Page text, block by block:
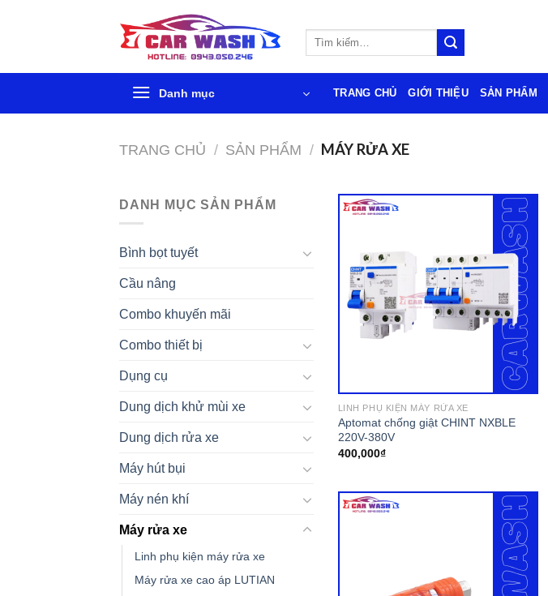
nội
Tìm
Danh mục TRANG CHỦ GIỚI THIỆU SẢN PHẨM
TRANG CHỦ / SẢN PHẨM / MÁY RỬA XE
DANH MỤC SẢN PHẨM
Bình bọt tuyết
Cầu nâng
Combo khuyến mãi
Combo thiết bị
Dụng cụ
Dung dịch khử mùi xe
Dung dịch rửa xe
Máy hút bụi
Máy nén khí
Máy rửa xe
Linh phụ kiện máy rửa xe
Máy rửa xe cao áp LUTIAN
LINH PHỤ KIỆN MÁY RỬA XE
Aptomat chống giật CHINT NXBLE
220V-380V
400,000₫